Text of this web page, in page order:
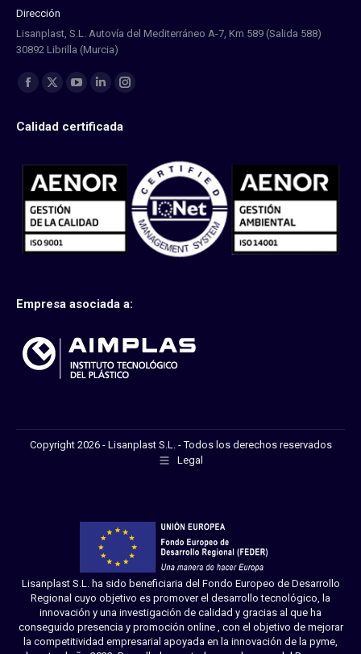
Dirección
Lisanplast, S.L. Autovía del Mediterráneo A-7, Km 589 (Salida 588)
30892 Librilla (Murcia)
Find us on:
opens
new
opens
new
opens
new
Linkedin
opens
new
window
Instagram
new
window
Calidad certificada
Empresa asociada a:
Copyright 2026 - Lisanplast S.L. - Todos los derechos reservados
Legal
Lisanplast S.L. ha sido beneficiaria del Fondo Europeo de Desarrollo
Regional cuyo objetivo es promover el desarrollo tecnológico, la
innovación y una investigación de calidad y gracias al que ha
conseguido presencia y promoción online , con el objetivo de mejorar
la competitividad empresarial apoyada en la innovación de la pyme,